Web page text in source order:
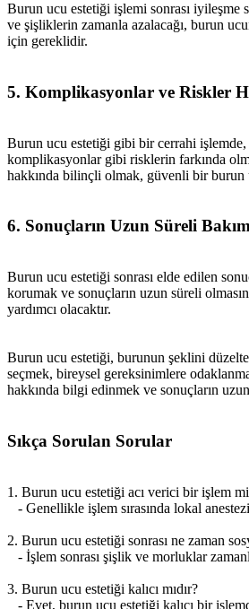
Burun ucu estetiği işlemi sonrası iyileşme
ve şişliklerin zamanla azalacağı, burun
için gereklidir.
5. Komplikasyonlar ve Riskler
Burun ucu estetiği gibi bir cerrahi
komplikasyonlar gibi risklerin farkında
hakkında bilinçli olmak, güvenli bir
6. Sonuçların Uzun Süreli
Burun ucu estetiği sonrası elde edilen
korumak ve sonuçların uzun süreli
yardımcı olacaktır.
Burun ucu estetiği, burunun şeklini
seçmek, bireysel gereksinimlere
hakkında bilgi edinmek ve sonuçların
Sıkça Sorulan Sorular
1. Burun ucu estetiği acı verici bir işlem
- Genellikle işlem sırasında lokal
2. Burun ucu estetiği sonrası ne zaman
- İşlem sonrası şişlik ve morluklar
3. Burun ucu estetiği kalıcı mıdır?
- Evet, burun ucu estetiği kalıcı bir